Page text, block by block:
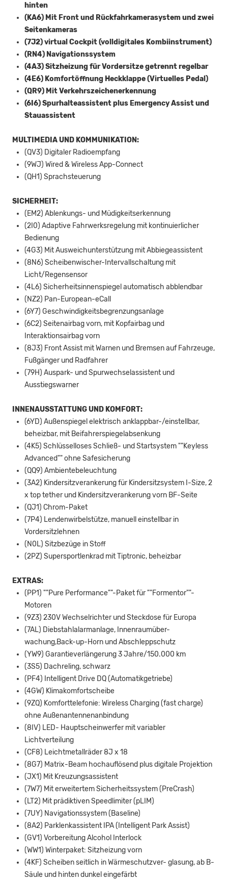
hinten
(KA6) Mit Front und Rückfahrkamerasystem und zwei
Seitenkameras
(7J2) virtual Cockpit (volldigitales Kombiinstrument)
(RN4) Navigationssystem
(4A3) Sitzheizung für Vordersitze getrennt regelbar
(4E6) Komfortöffnung Heckklappe (Virtuelles Pedal)
(QR9) Mit Verkehrszeichenerkennung
(6I6) Spurhalteassistent plus Emergency Assist und
Stauassistent
MULTIMEDIA UND KOMMUNIKATION:
(QV3) Digitaler Radioempfang
(9WJ) Wired & Wireless App-Connect
(QH1) Sprachsteuerung
SICHERHEIT:
(EM2) Ablenkungs- und Müdigkeitserkennung
(2I0) Adaptive Fahrwerksregelung mit kontinuierlicher
Bedienung
(4G3) Mit Ausweichunterstützung mit Abbiegeassistent
(8N6) Scheibenwischer-Intervallschaltung mit
Licht/Regensensor
(4L6) Sicherheitsinnenspiegel automatisch abblendbar
(NZ2) Pan-European-eCall
(6Y7) Geschwindigkeitsbegrenzungsanlage
(6C2) Seitenairbag vorn, mit Kopfairbag und
Interaktionsairbag vorn
(8J3) Front Assist mit Warnen und Bremsen auf Fahrzeuge,
Fußgänger und Radfahrer
(79H) Auspark- und Spurwechselassistent und
Ausstiegswarner
INNENAUSSTATTUNG UND KOMFORT:
(6YD) Außenspiegel elektrisch anklappbar-/einstellbar,
beheizbar, mit Beifahrerspiegelabsenkung
(4K5) Schlüsselloses Schließ- und Startsystem ""Keyless
Advanced"" ohne Safesicherung
(QQ9) Ambientebeleuchtung
(3A2) Kindersitzverankerung für Kindersitzsystem I-Size, 2
x top tether und Kindersitzverankerung vorn BF-Seite
(QJ1) Chrom-Paket
(7P4) Lendenwirbelstütze, manuell einstellbar in
Vordersitzlehnen
(N0L) Sitzbezüge in Stoff
(2PZ) Supersportlenkrad mit Tiptronic, beheizbar
EXTRAS:
(PP1) ""Pure Performance""-Paket für ""Formentor""-
Motoren
(9Z3) 230V Wechselrichter und Steckdose für Europa
(7AL) Diebstahlalarmanlage, Innenraumüber-
wachung,Back-up-Horn und Abschleppschutz
(YW9) Garantieverlängerung 3 Jahre/150.000 km
(3S5) Dachreling, schwarz
(PF4) Intelligent Drive DQ (Automatikgetriebe)
(4GW) Klimakomfortscheibe
(9ZQ) Komforttelefonie: Wireless Charging (fast charge)
ohne Außenantennenanbindung
(8IV) LED- Hauptscheinwerfer mit variabler
Lichtverteilung
(CF8) Leichtmetallräder 8J x 18
(8G7) Matrix-Beam hochauflösend plus digitale Projektion
(JX1) Mit Kreuzungsassistent
(7W7) Mit erweitertem Sicherheitssystem (PreCrash)
(LT2) Mit prädiktiven Speedlimiter (pLIM)
(7UY) Navigationssystem (Baseline)
(8A2) Parklenkassistent IPA (Intelligent Park Assist)
(GV1) Vorbereitung Alcohol Interlock
(WW1) Winterpaket: Sitzheizung vorn
(4KF) Scheiben seitlich in Wärmeschutzver- glasung, ab B-
Säule und hinten dunkel eingefärbt